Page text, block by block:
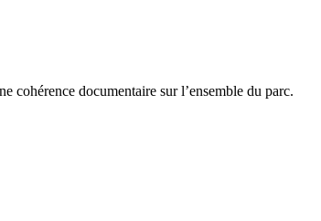
cohérence documentaire sur l’ensemble du parc.